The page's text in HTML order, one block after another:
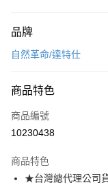
信用卡一次付款
LINE Pay
Apple Pay
悠遊付
品牌
自然革命/達特仕
商品特色
商品編號
10230438
商品特色
★台灣總代理公司